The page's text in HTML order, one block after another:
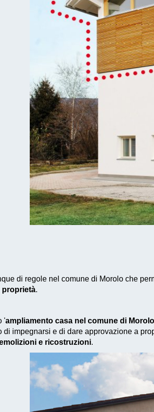
di regole nel comune di Morolo che
proprietà.
'ampliamento casa nel comune di Morolo
di impegnarsi e di dare approvazione a
e ricostruzioni.